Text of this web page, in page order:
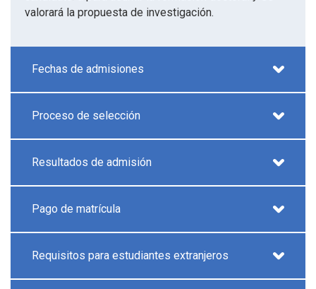
valorará la propuesta de investigación.
Fechas de admisiones
Proceso de selección
Resultados de admisión
Pago de matrícula
Requisitos para estudiantes extranjeros